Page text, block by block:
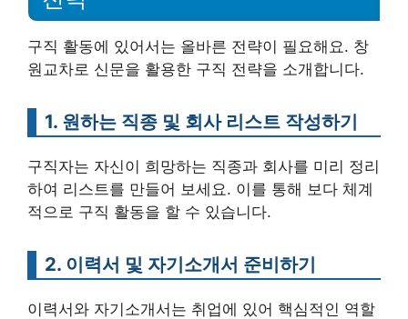
구직 활동에 있어서는 올바른 전략이 필요해요. 창
원교차로 신문을 활용한 구직 전략을 소개합니다.
1. 원하는 직종 및 회사 리스트 작성하기
구직자는 자신이 희망하는 직종과 회사를 미리 정리
하여 리스트를 만들어 보세요. 이를 통해 보다 체계
적으로 구직 활동을 할 수 있습니다.
2. 이력서 및 자기소개서 준비하기
이력서와 자기소개서는 취업에 있어 핵심적인 역할